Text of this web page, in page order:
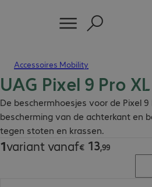
Accessoires Mobility
UAG Pixel 9 Pro
De beschermhoesjes voor de Pixel 9
bescherming van de achterkant en
tegen stoten en krassen.
1variant vanaf€ 13,99
€ 13,99